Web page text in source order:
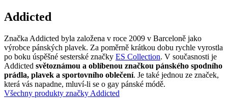
Addicted
Značka Addicted byla založena v roce 2009 v Barceloně jako
výrobce pánských plavek. Za poměrně krátkou dobu rychle vyrostla
po boku úspěšné sesterské značky ES Collection. V současnosti je
Addicted světoznámou a oblíbenou značkou pánského spodního
prádla, plavek a sportovního oblečení. Je také jednou ze značek,
která vás napadne, mluví-li se o gay pánské módě.
Všechny produkty značky Addicted